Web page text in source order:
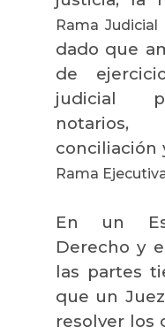
Rama Judicial
dado que
de
judicial
conciliación
Rama
En un
Derecho y
las partes
que un
resolver los